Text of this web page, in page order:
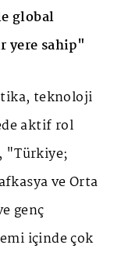
global
yere sahip"
teknoloji
aktif rol
"Türkiye;
ve Orta
genç
içinde çok